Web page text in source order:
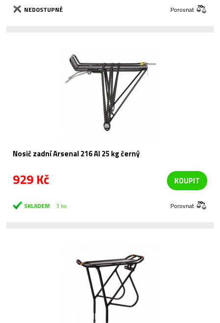
NEDOSTUPNÉ Porovnat
Nosič zadní Arsenal 216 Al 25 kg černý
929 Kč KOUPIT
SKLADEM 3 ks Porovnat